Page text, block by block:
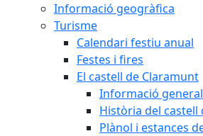
Informació geogràfica
Turisme
Calendari festiu anual
Festes i fires
El castell de Claramunt
Informació
Història del castell
Plànol i estances